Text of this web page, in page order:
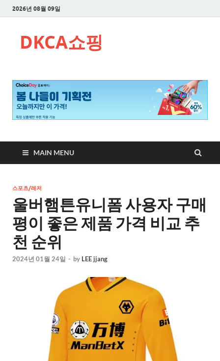
2026년 08월 09일
DKCA쇼핑
MAIN MENU
스포츠/레저
울버햄튼유니폼 사용자 구매
평이 좋은 제품 가격 비교 추
천 순위
2024년 01월 24일 - by LEE jjang